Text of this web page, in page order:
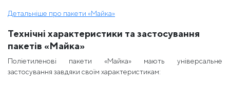
Детальніше про пакети «Майка»
Технічні характеристики та застосування
пакетів «Майка»
Поліетиленові пакети «Майка» мають універсальне
застосування завдяки своїм характеристикам: